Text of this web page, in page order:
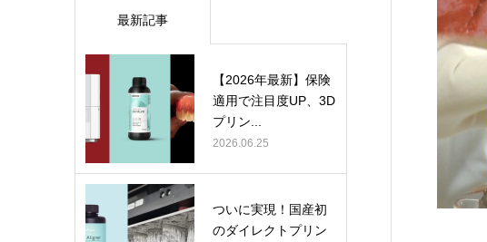
最新記事
【2026年最新】保険
適用で注目度UP、3D
プリン...
2026.06.25
ついに実現！国産初
のダイレクトプリン